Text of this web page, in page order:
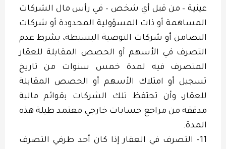
عينية – من قبل أي شخص – في رأس مال الشركات
المساهمة أو ذات المسؤولية المحدودة أو شركات
التضامن أو شركات التوصية البسيطة، بشرط عدم
التصرف في الأسهم أو الحصص المقابلة للعقار
المتصرف فيه لمدة خمس سنوات من تاريخ
تسجيل أو امتلاك الأسهم أو الحصص المقابلة
للعقار، وأن تحتفظ تلك الشركات بقوائم مالية
مدققة من مراجع حسابات خارجي معتمد طيلة هذه
المدة.
11- التصرف في العقار إذا كان أحد طرفي التصرف